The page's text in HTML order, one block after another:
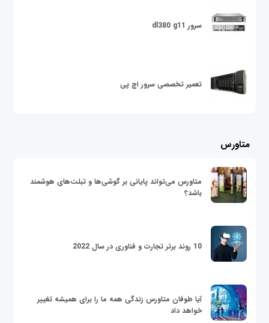
سرور dl380 g11
تعمیر تخصصی سرور اچ پی
متاورس
متاورس می‌تواند پایانی بر گوشی‌ها و تبلت‌های هوشمند
باشد؟
10 روند برتر تجارت و فناوری در سال 2022
آیا طوفان متاورس زندگی همه ما را برای همیشه تغییر
خواهد داد